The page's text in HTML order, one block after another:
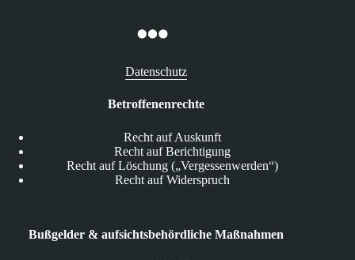
Datenschutz
Betroffenenrechte
Recht auf Auskunft
Recht auf Berichtigung
Recht auf Löschung („Vergessenwerden“)
Recht auf Widerspruch
Bußgelder & aufsichtsbehördliche Maßnahmen